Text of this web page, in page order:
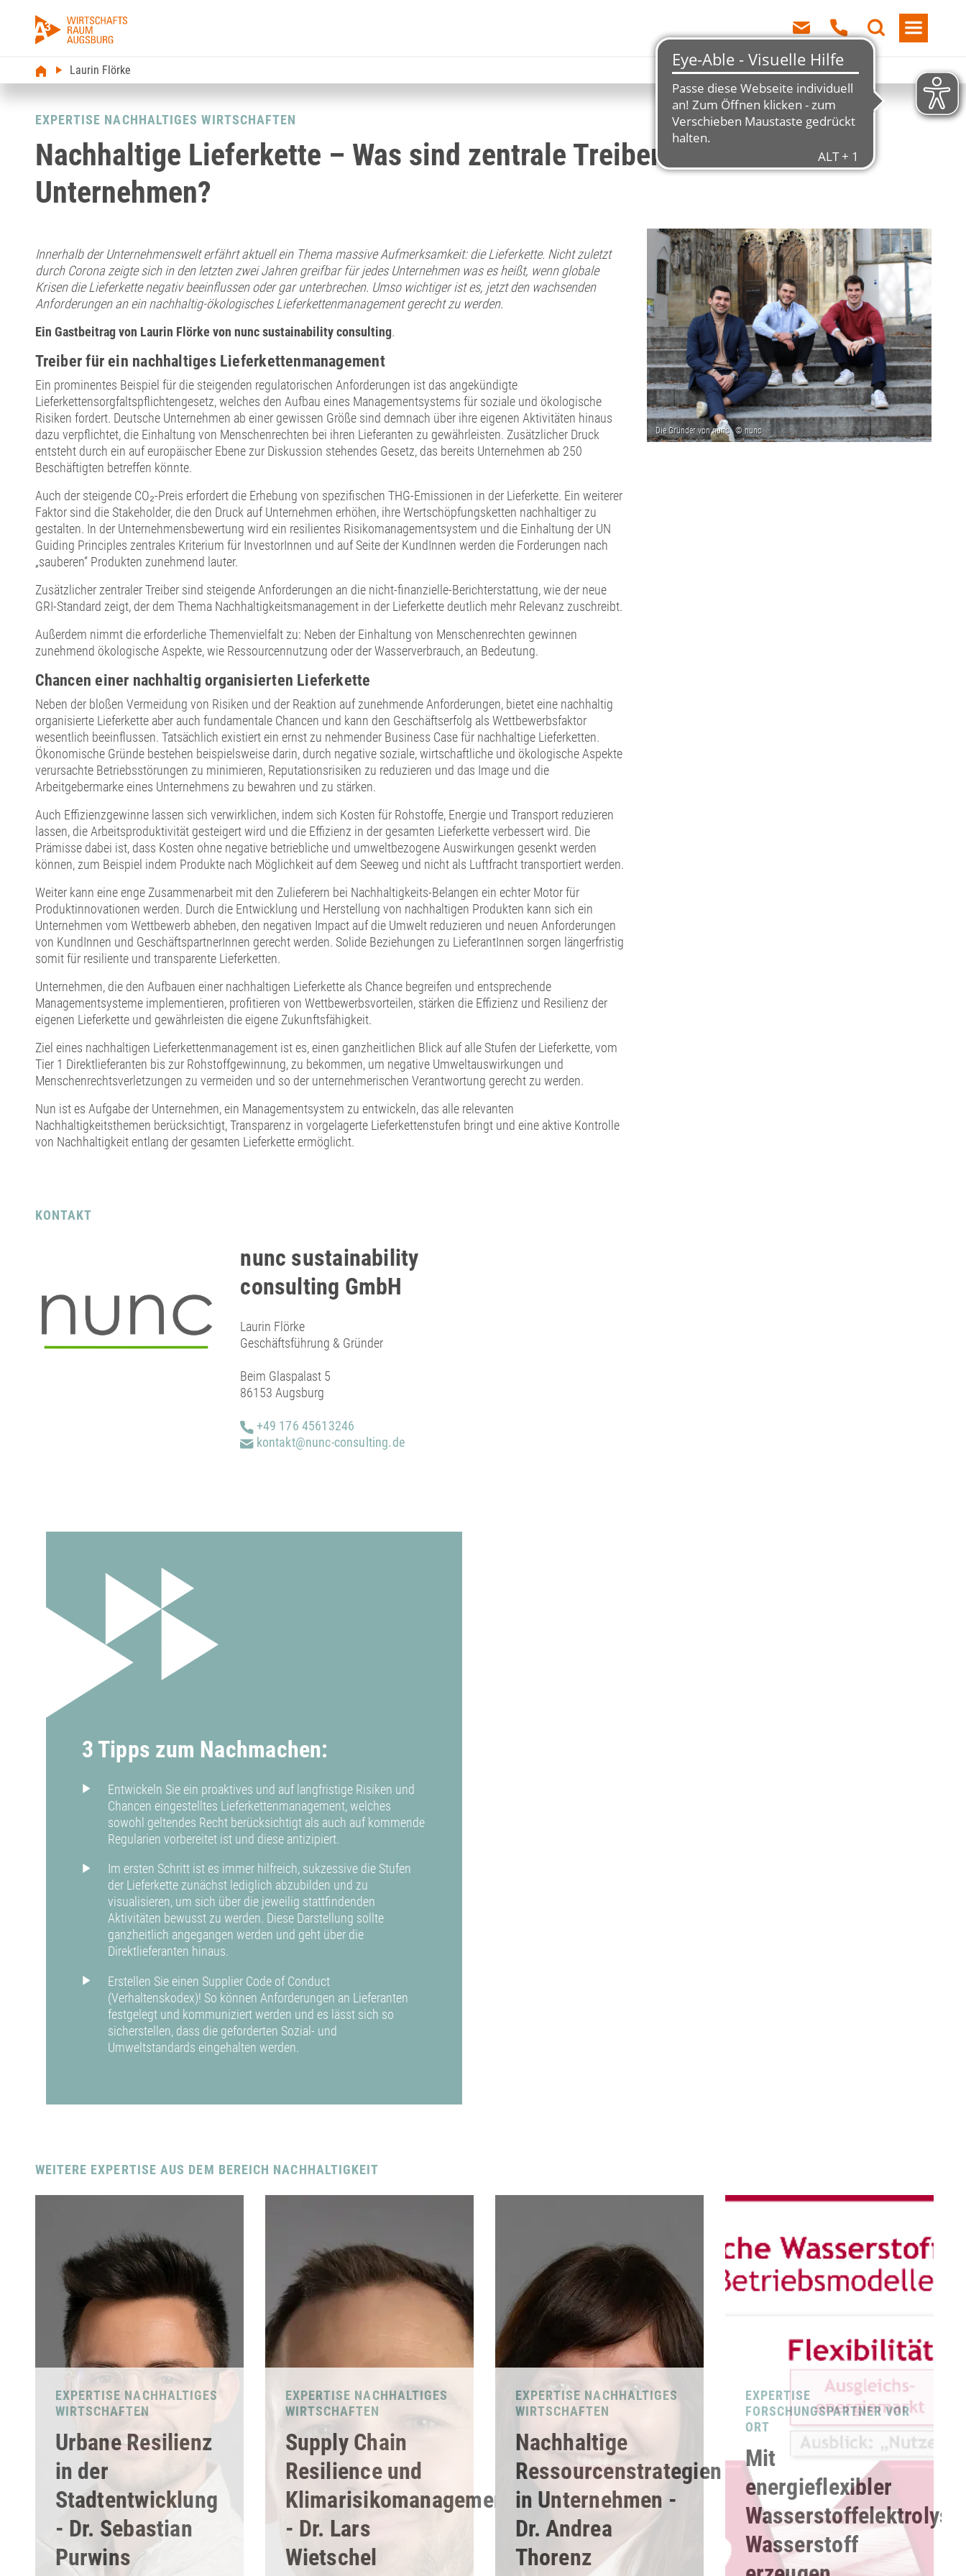
Laurin Flörke
EXPERTISE NACHHALTIGES WIRTSCHAFTEN
Nachhaltige Lieferkette – Was sind zentrale Treiber und Chancen für
Unternehmen?
Innerhalb der Unternehmenswelt erfährt aktuell ein Thema massive Aufmerksamkeit: die Lieferkette. Nicht zuletzt
durch Corona zeigte sich in den letzten zwei Jahren greifbar für jedes Unternehmen was es heißt, wenn globale
Krisen die Lieferkette negativ beeinflussen oder gar unterbrechen. Umso wichtiger ist es, jetzt den wachsenden
Anforderungen an ein nachhaltig-ökologisches Lieferkettenmanagement gerecht zu werden.
Ein Gastbeitrag von Laurin Flörke von nunc sustainability consulting.
Treiber für ein nachhaltiges Lieferkettenmanagement
Ein prominentes Beispiel für die steigenden regulatorischen Anforderungen ist das angekündigte
Lieferkettensorgfaltspflichtengesetz, welches den Aufbau eines Managementsystems für soziale und ökologische
Risiken fordert. Deutsche Unternehmen ab einer gewissen Größe sind demnach über ihre eigenen Aktivitäten hinaus
dazu verpflichtet, die Einhaltung von Menschenrechten bei ihren Lieferanten zu gewährleisten. Zusätzlicher Druck
entsteht durch ein auf europäischer Ebene zur Diskussion stehendes Gesetz, das bereits Unternehmen ab 250
Beschäftigten betreffen könnte.
Auch der steigende CO₂-Preis erfordert die Erhebung von spezifischen THG-Emissionen in der Lieferkette. Ein weiterer
Faktor sind die Stakeholder, die den Druck auf Unternehmen erhöhen, ihre Wertschöpfungsketten nachhaltiger zu
gestalten. In der Unternehmensbewertung wird ein resilientes Risikomanagementsystem und die Einhaltung der UN
Guiding Principles zentrales Kriterium für InvestorInnen und auf Seite der KundInnen werden die Forderungen nach
„sauberen“ Produkten zunehmend lauter.
Zusätzlicher zentraler Treiber sind steigende Anforderungen an die nicht-finanzielle-Berichterstattung, wie der neue
GRI-Standard zeigt, der dem Thema Nachhaltigkeitsmanagement in der Lieferkette deutlich mehr Relevanz zuschreibt.
Außerdem nimmt die erforderliche Themenvielfalt zu: Neben der Einhaltung von Menschenrechten gewinnen
zunehmend ökologische Aspekte, wie Ressourcennutzung oder der Wasserverbrauch, an Bedeutung.
Chancen einer nachhaltig organisierten Lieferkette
Neben der bloßen Vermeidung von Risiken und der Reaktion auf zunehmende Anforderungen, bietet eine nachhaltig
organisierte Lieferkette aber auch fundamentale Chancen und kann den Geschäftserfolg als Wettbewerbsfaktor
wesentlich beeinflussen. Tatsächlich existiert ein ernst zu nehmender Business Case für nachhaltige Lieferketten.
Ökonomische Gründe bestehen beispielsweise darin, durch negative soziale, wirtschaftliche und ökologische Aspekte
verursachte Betriebsstörungen zu minimieren, Reputationsrisiken zu reduzieren und das Image und die
Arbeitgebermarke eines Unternehmens zu bewahren und zu stärken.
Auch Effizienzgewinne lassen sich verwirklichen, indem sich Kosten für Rohstoffe, Energie und Transport reduzieren
lassen, die Arbeitsproduktivität gesteigert wird und die Effizienz in der gesamten Lieferkette verbessert wird. Die
Prämisse dabei ist, dass Kosten ohne negative betriebliche und umweltbezogene Auswirkungen gesenkt werden
können, zum Beispiel indem Produkte nach Möglichkeit auf dem Seeweg und nicht als Luftfracht transportiert werden.
Weiter kann eine enge Zusammenarbeit mit den Zulieferern bei Nachhaltigkeits-Belangen ein echter Motor für
Produktinnovationen werden. Durch die Entwicklung und Herstellung von nachhaltigen Produkten kann sich ein
Unternehmen vom Wettbewerb abheben, den negativen Impact auf die Umwelt reduzieren und neuen Anforderungen
von KundInnen und GeschäftspartnerInnen gerecht werden. Solide Beziehungen zu LieferantInnen sorgen längerfristig
somit für resiliente und transparente Lieferketten.
Unternehmen, die den Aufbauen einer nachhaltigen Lieferkette als Chance begreifen und entsprechende
Managementsysteme implementieren, profitieren von Wettbewerbsvorteilen, stärken die Effizienz und Resilienz der
eigenen Lieferkette und gewährleisten die eigene Zukunftsfähigkeit.
Ziel eines nachhaltigen Lieferkettenmanagement ist es, einen ganzheitlichen Blick auf alle Stufen der Lieferkette, vom
Tier 1 Direktlieferanten bis zur Rohstoffgewinnung, zu bekommen, um negative Umweltauswirkungen und
Menschenrechtsverletzungen zu vermeiden und so der unternehmerischen Verantwortung gerecht zu werden.
Nun ist es Aufgabe der Unternehmen, ein Managementsystem zu entwickeln, das alle relevanten
Nachhaltigkeitsthemen berücksichtigt, Transparenz in vorgelagerte Lieferkettenstufen bringt und eine aktive Kontrolle
von Nachhaltigkeit entlang der gesamten Lieferkette ermöglicht.
KONTAKT
nunc sustainability
consulting GmbH
Laurin Flörke
Geschäftsführung & Gründer
Beim Glaspalast 5
86153 Augsburg
+49 176 45613246
kontakt@nunc-consulting.de
3 Tipps zum Nachmachen:
Entwickeln Sie ein proaktives und auf langfristige Risiken und
Chancen eingestelltes Lieferkettenmanagement, welches
sowohl geltendes Recht berücksichtigt als auch auf kommende
Regularien vorbereitet ist und diese antizipiert.
Im ersten Schritt ist es immer hilfreich, sukzessive die Stufen
der Lieferkette zunächst lediglich abzubilden und zu
visualisieren, um sich über die jeweilig stattfindenden
Aktivitäten bewusst zu werden. Diese Darstellung sollte
ganzheitlich angegangen werden und geht über die
Direktlieferanten hinaus.
Erstellen Sie einen Supplier Code of Conduct
(Verhaltenskodex)! So können Anforderungen an Lieferanten
festgelegt und kommuniziert werden und es lässt sich so
sicherstellen, dass die geforderten Sozial- und
Umweltstandards eingehalten werden.
WEITERE EXPERTISE AUS DEM BEREICH NACHHALTIGKEIT
EXPERTISE NACHHALTIGES
WIRTSCHAFTEN
Urbane Resilienz
in der
Stadtentwicklung
- Dr. Sebastian
Purwins
EXPERTISE NACHHALTIGES
WIRTSCHAFTEN
Supply Chain
Resilience und
Klimarisikomanagement
- Dr. Lars
Wietschel
EXPERTISE NACHHALTIGES
WIRTSCHAFTEN
Nachhaltige
Ressourcenstrategien
in Unternehmen -
Dr. Andrea
Thorenz
EXPERTISE
FORSCHUNGSPARTNER VOR
ORT
Mit
energieflexibler
Wasserstoffelektrolyse
Wasserstoff